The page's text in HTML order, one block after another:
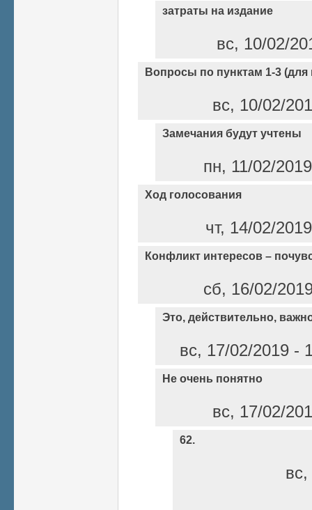
затраты на издание
вс, 10/02/
Вопросы по пунктам 1-3 (для
вс, 10/02/
Замечания будут учтены
пн, 11/02/
Ход голосования
чт, 14/02/
Конфликт интересов –
сб, 16/02/
Это, действительно,
вс, 17/02/2019 -
Не очень понятно
вс, 17/02/
62.